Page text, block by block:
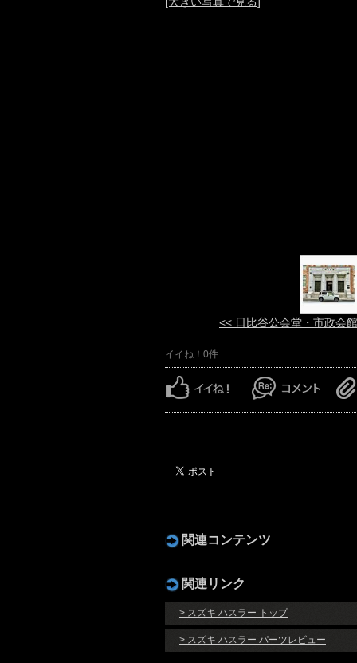
<< 日比谷公会堂・市政会館
イイね！0件
関連コンテンツ
関連リンク
> スズキ ハスラー トップ
> スズキ ハスラー パーツレビュー